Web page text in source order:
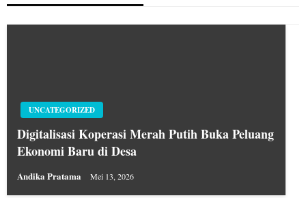
UNCATEGORIZED
Digitalisasi Koperasi Merah Putih Buka Peluang
Ekonomi Baru di Desa
Andika Pratama Mei 13, 2026